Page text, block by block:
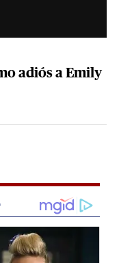
adiós a Emily